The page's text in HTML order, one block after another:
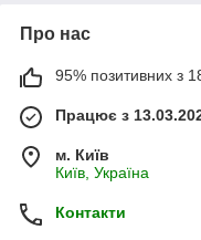
Про нас
95% позитивних з
Працює з
м. Київ
Київ, Україна
Контакти